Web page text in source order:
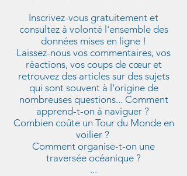
Inscrivez-vous gratuitement et
consultez à volonté l'ensemble des
données mises en ligne !
Laissez-nous vos commentaires, vos
réactions, vos coups de cœur et
retrouvez des articles sur des sujets
qui sont souvent à l'origine de
nombreuses questions... Comment
apprend-t-on à naviguer ?
Combien coûte un Tour du Monde en
voilier ?
Comment organise-t-on une
traversée océanique ?
...